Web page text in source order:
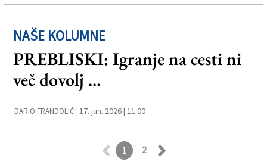
NAŠE KOLUMNE
PREBLISKI: Igranje na cesti ni
več dovolj ...
DARIO FRANDOLIČ |17. jun. 2026 | 11:00
1 2